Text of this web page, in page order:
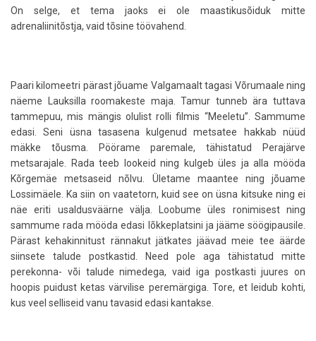
On selge, et tema jaoks ei ole maastikusõiduk mitte
adrenaliinitõstja, vaid tõsine töövahend.
Paari kilomeetri pärast jõuame Valgamaalt tagasi Võrumaale ning
näeme Lauksilla roomakeste maja. Tamur tunneb ära tuttava
tammepuu, mis mängis olulist rolli filmis “Meeletu”. Sammume
edasi. Seni üsna tasasena kulgenud metsatee hakkab nüüd
mäkke tõusma. Pöörame paremale, tähistatud Perajärve
metsarajale. Rada teeb lookeid ning kulgeb üles ja alla mööda
Kõrgemäe metsaseid nõlvu. Ületame maantee ning jõuame
Lossimäele. Ka siin on vaatetorn, kuid see on üsna kitsuke ning ei
näe eriti usaldusväärne välja. Loobume üles ronimisest ning
sammume rada mööda edasi lõkkeplatsini ja jääme söögipausile.
Pärast kehakinnitust rännakut jätkates jäävad meie tee äärde
siinsete talude postkastid. Need pole aga tähistatud mitte
perekonna- või talude nimedega, vaid iga postkasti juures on
hoopis puidust ketas värvilise peremärgiga. Tore, et leidub kohti,
kus veel selliseid vanu tavasid edasi kantakse.